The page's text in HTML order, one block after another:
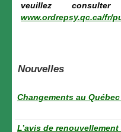
veuillez
www.ordrepsy.qc.ca/fr/
Nouvelles
Changements au
L’avis de